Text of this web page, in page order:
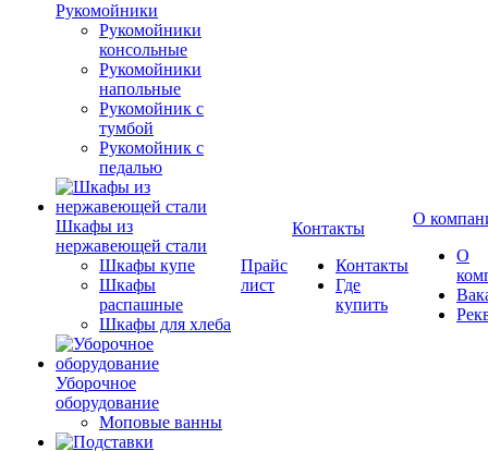
Рукомойники
Рукомойники
консольные
Рукомойники
напольные
Рукомойник с
тумбой
Рукомойник с
педалью
Шкафы из
нержавеющей стали
Шкафы купе
Шкафы
распашные
Шкафы для хлеба
Уборочное
оборудование
Моповые ванны
Прайс
лист
Контакты
Контакты
Где
купить
О
О